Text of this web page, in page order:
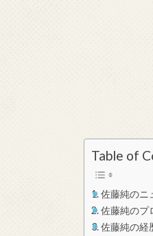
Table of
佐藤純のニ
佐藤純のプ
佐藤純の経